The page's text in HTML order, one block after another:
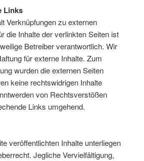
Links
Verknüpfungen zu externen
die Inhalte der verlinkten Seiten ist
Betreiber verantwortlich. Wir
für externe Inhalte. Zum
wurden die externen Seiten
keine rechtswidrigen Inhalte
von Rechtsverstößen
Links umgehend.
veröffentlichten Inhalte unterliegen
Jegliche Vervielfältigung,